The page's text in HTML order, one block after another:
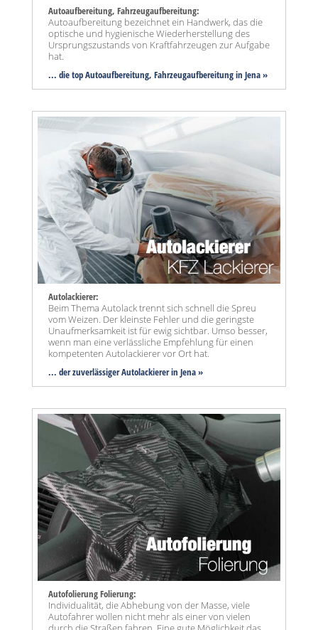
Autoaufbereitung, Fahrzeugaufbereitung:
Autoaufbereitung bezeichnet ein Handwerk, das die
optische und hygienische Wiederherstellung des
Ursprungszustands von Kraftfahrzeugen zur Aufgabe
hat.
... die top Autoaufbereitung, Fahrzeugaufbereitung in Jena »
Autolackierer:
Beim Thema Autolack trennt sich schnell die Spreu
vom Weizen. Der kleinste Fehler und die geringste
Unaufmerksamkeit ist für ewig sichtbar. Umso besser,
wenn man eine verlässliche Empfehlung für einen
kompetenten Autolackierer vor Ort hat.
... der zuverlässiger Autolackierer in Jena »
Autofolierung Folierung:
Individualität, die Abhebung von der Masse, viele
Autofahrer wollen nicht mehr als einer von vielen